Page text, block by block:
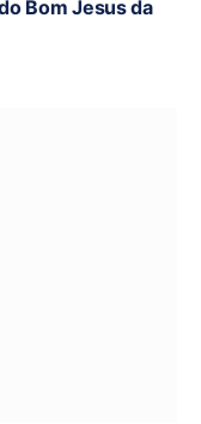
Bom Jesus da